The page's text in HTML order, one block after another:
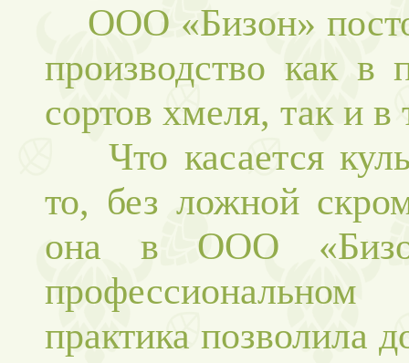
ООО «Бизон»
производство как в
сортов хмеля, так и
Что касается
то, без ложной
она в ООО
практика позволила